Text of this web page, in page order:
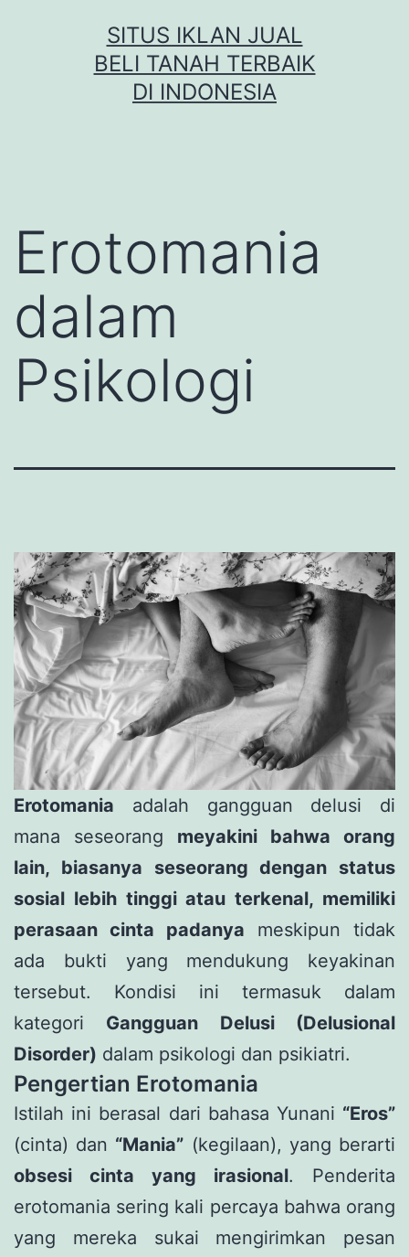
SITUS IKLAN JUAL
BELI TANAH TERBAIK
DI INDONESIA
Erotomania
dalam
Psikologi
Erotomania adalah gangguan delusi di
mana seseorang meyakini bahwa orang
lain, biasanya seseorang dengan status
sosial lebih tinggi atau terkenal, memiliki
perasaan cinta padanya meskipun tidak
ada bukti yang mendukung keyakinan
tersebut. Kondisi ini termasuk dalam
kategori Gangguan Delusi (Delusional
Disorder) dalam psikologi dan psikiatri.
Pengertian Erotomania
Istilah ini berasal dari bahasa Yunani “Eros”
(cinta) dan “Mania” (kegilaan), yang berarti
obsesi cinta yang irasional. Penderita
erotomania sering kali percaya bahwa orang
yang mereka sukai mengirimkan pesan